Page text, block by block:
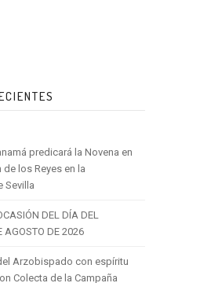
predicará la Novena en
de los Reyes en la
Sevilla
DEL DÍA DEL
AGOSTO DE 2026
Arzobispado con espíritu
Colecta de la Campaña